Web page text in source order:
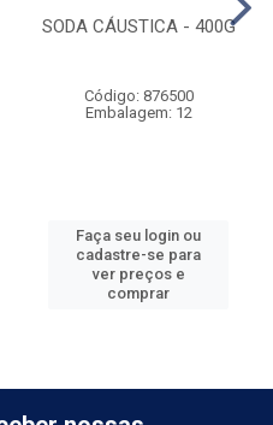
SODA CÁUSTICA - 400G
Código: 876500
Embalagem: 12
Faça seu login ou
cadastre-se para
ver preços e
comprar